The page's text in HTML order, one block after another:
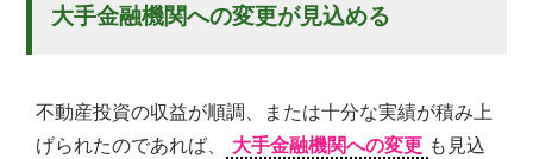
大手金融機関への変更が見込める
不動産投資の収益が順調、または十分な実績が積み上
げられたのであれば、
大手金融機関への変更 も見込